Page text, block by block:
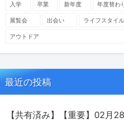
入学 卒業 新年度 年度替わ
展覧会 出会い ライフスタイル
アウトドア
最近の投稿
【共有済み】【重要】02月